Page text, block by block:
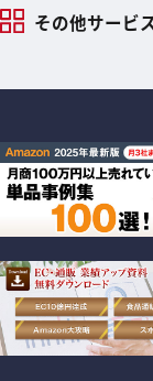
その他サービ